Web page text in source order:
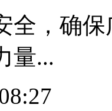
全，确
量...